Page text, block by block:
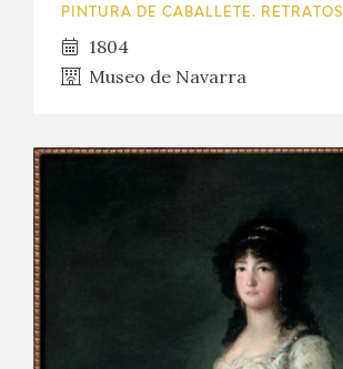
PINTURA DE CABALLETE. RETRATOS
1804
Museo de Navarra